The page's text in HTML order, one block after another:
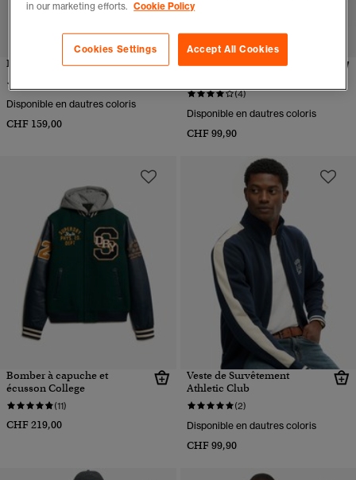
Doudoune à Capuche Sports
Disponible en dautres coloris
CHF 159,00
Veste de Survêtement
(4)
Disponible en dautres coloris
CHF 99,90
Bomber à capuche et
écusson College
(11)
CHF 219,00
Veste de Survêtement
Athletic Club
(2)
Disponible en dautres coloris
CHF 99,90
in our marketing efforts. Cookie Policy
Accept All Cookies
Cookies Settings